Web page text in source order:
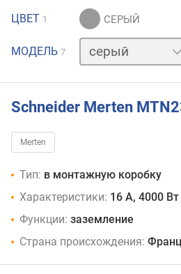
ЦВЕТ 1
МОДЕЛЬ 7
бежевый
бежевый
коричневый
Schneider Merten
Merten
Тип: в монтажную коробку
Характеристики: 16 А, 4000 Вт
Функции: заземление
Страна происхождения: